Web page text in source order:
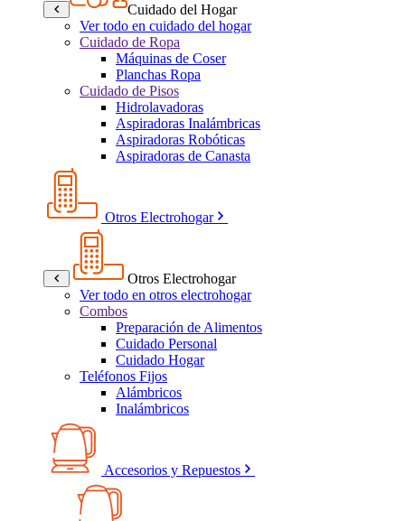
Cuidado del Hogar
Ver todo en cuidado del hogar
Cuidado de Ropa
Máquinas de Coser
Planchas Ropa
Cuidado de Pisos
Hidrolavadoras
Aspiradoras Inalámbricas
Aspiradoras Robóticas
Aspiradoras de Canasta
Otros Electrohogar
Otros Electrohogar
Ver todo en otros electrohogar
Combos
Preparación de Alimentos
Cuidado Personal
Cuidado Hogar
Teléfonos Fijos
Alámbricos
Inalámbricos
Accesorios y Repuestos